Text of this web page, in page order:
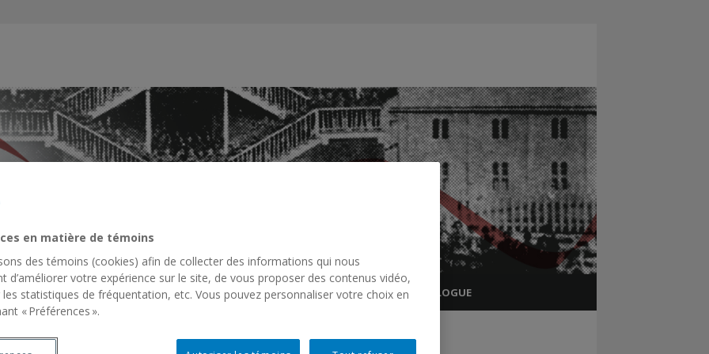
ACTIVITÉS SCIENTIFIQUES RESSOURCES RÉSEAU INSTITUTIONNEL BLOGUE
en matière de témoins
des témoins (cookies) afin de collecter des informations qui nous
d’améliorer votre expérience sur le site, de vous proposer des contenus vidéo,
les statistiques de fréquentation, etc. Vous pouvez personnaliser votre choix en
« Préférences ».